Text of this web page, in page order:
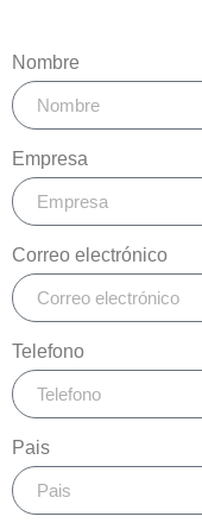
Nombre
Empresa
Correo electrónico
Telefono
Pais